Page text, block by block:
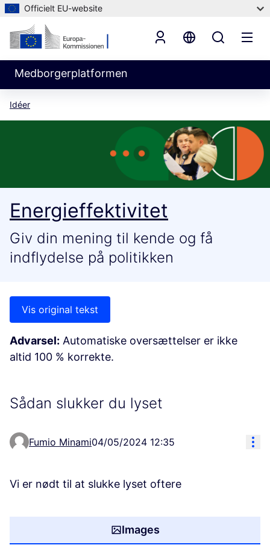
Officielt EU-website
Medborgerplatformen
Idéer
Energieffektivitet
Giv din mening til kende og få
indflydelse på politikken
Vis original tekst
Advarsel: Automatiske oversættelser er ikke
altid 100 % korrekte.
Sådan slukker du lyset
Fumio Minami04/05/2024 12:35
Vi er nødt til at slukke lyset oftere
Images